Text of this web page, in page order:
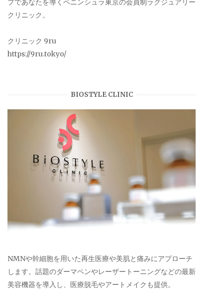
プであなたを導くペニンシュラ東京の会員制ラグジュアリー
クリニック。
クリニック 9ru
https://9ru.tokyo/
BIOSTYLE CLINIC
NMNや幹細胞を用いた再生医療や美肌と痛みにアプローチ
します。話題のダーマペンやレーザートーニングなどの最新
美容機器を導入し、医療脱毛やアートメイクも提供。